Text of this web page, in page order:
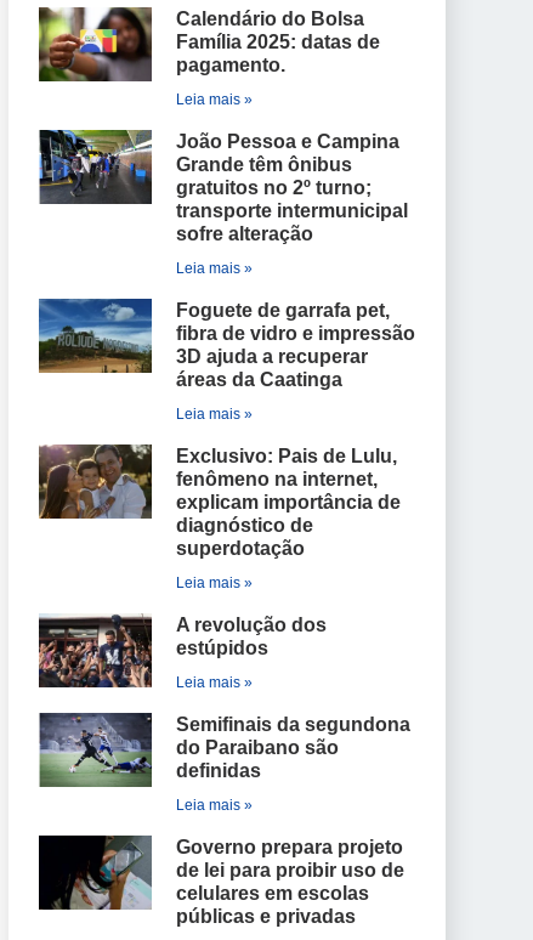
Calendário do Bolsa
Família 2025: datas de
pagamento.
Leia mais »
João Pessoa e Campina
Grande têm ônibus
gratuitos no 2º turno;
transporte intermunicipal
sofre alteração
Leia mais »
Foguete de garrafa pet,
fibra de vidro e impressão
3D ajuda a recuperar
áreas da Caatinga
Leia mais »
Exclusivo: Pais de Lulu,
fenômeno na internet,
explicam importância de
diagnóstico de
superdotação
Leia mais »
A revolução dos
estúpidos
Leia mais »
Semifinais da segundona
do Paraibano são
definidas
Leia mais »
Governo prepara projeto
de lei para proibir uso de
celulares em escolas
públicas e privadas